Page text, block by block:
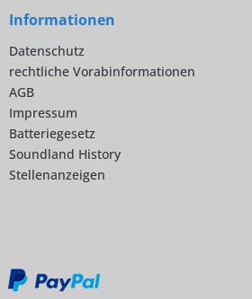
Informationen
Datenschutz
rechtliche Vorabinformationen
AGB
Impressum
Batteriegesetz
Soundland History
Stellenanzeigen